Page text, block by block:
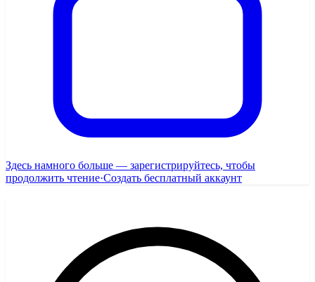
Здесь намного больше — зарегистрируйтесь, чтобы
продолжить чтение·Создать бесплатный аккаунт